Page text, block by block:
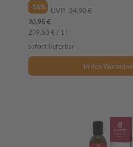
-16%
UVP: 24,90 €
20,95 €
209,50 € / 1 l
sofort lieferbar
In den